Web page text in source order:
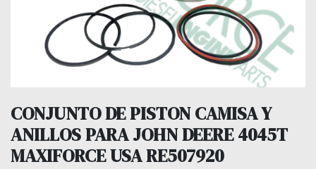
CONJUNTO DE PISTON CAMISA Y
ANILLOS PARA JOHN DEERE 4045T
MAXIFORCE USA RE507920